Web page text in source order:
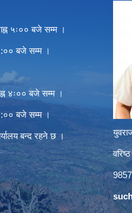
५ः०० बजे सम्म ।
बजे सम्म ।
४ः०० बजे सम्म ।
बजे सम्म ।
बन्द रहने छ ।